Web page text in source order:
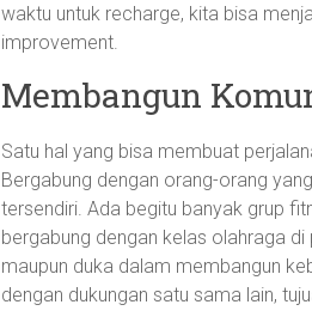
waktu untuk recharge, kita bisa
improvement.
Membangun
Satu hal yang bisa membuat
Bergabung dengan orang-orang
tersendiri. Ada begitu banyak grup
bergabung dengan kelas olahraga
maupun duka dalam membangun
dengan dukungan satu sama lain,